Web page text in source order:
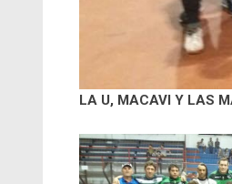
LA U, MACAVI Y LAS